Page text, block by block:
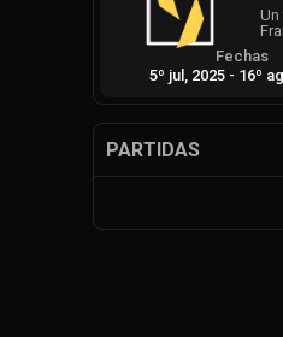
Un
Fechas
5º jul, 2025 - 16º
PARTIDAS